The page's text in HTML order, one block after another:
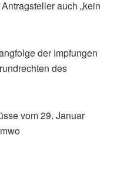
auch „kein
der Impfungen
des
vom 29. Januar